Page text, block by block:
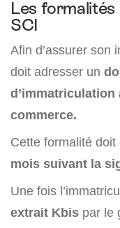
Les formalités
SCI
Afin d’assurer son
doit adresser un
commerce.
Cette formalité
mois suivant la
Une fois
extrait Kbis par le